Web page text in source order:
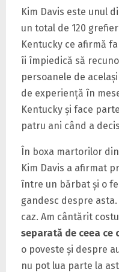
Kim Davis este unul
un total de 120
Kentucky ce afirmă
îi împiedică să
persoanele de
de experienţă în
Kentucky şi face
patru ani când a
În boxa martorilor
Kim Davis a afirmat
între un bărbat şi o
gandesc despre
caz. Am cântărit
separată de ceea ce
o poveste şi despre
nu pot lua parte la